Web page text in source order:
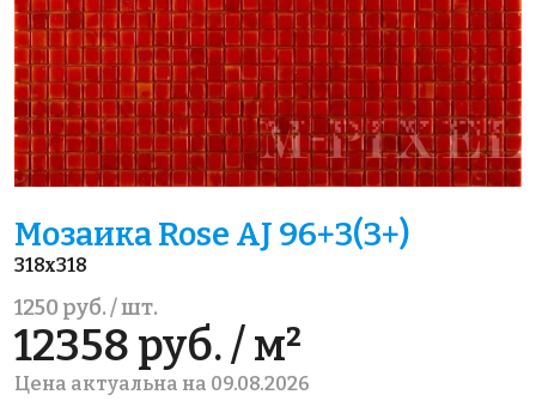
Мозаика Rose AJ 96+3(3+)
318x318
1250 руб. / шт.
12358 руб. / м²
Цена актуальна на 09.08.2026